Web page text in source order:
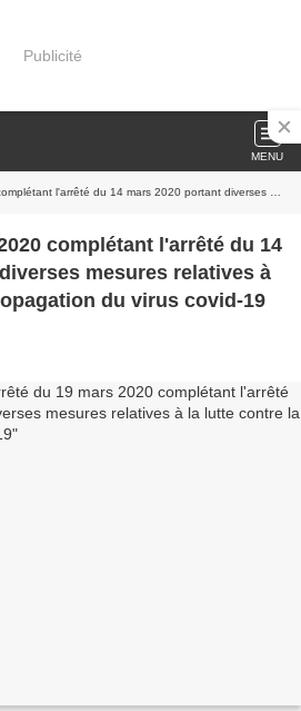
Publicité
MENU
2020 portant diverses mesures relatives à la lutte contre la propagation du virus covid-19
complétant l'arrêté du 14
mesures relatives à
du virus covid-19